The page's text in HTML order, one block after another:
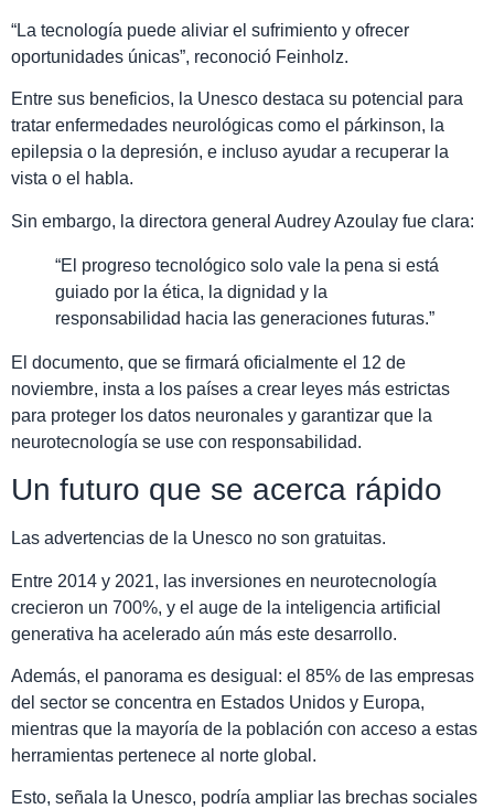
“La tecnología puede aliviar el sufrimiento y ofrecer
oportunidades únicas”, reconoció Feinholz.
Entre sus beneficios, la Unesco destaca su potencial para
tratar enfermedades neurológicas como el párkinson, la
epilepsia o la depresión, e incluso ayudar a recuperar la
vista o el habla.
Sin embargo, la directora general Audrey Azoulay fue clara:
“El progreso tecnológico solo vale la pena si está
guiado por la ética, la dignidad y la
responsabilidad hacia las generaciones futuras.”
El documento, que se firmará oficialmente el 12 de
noviembre, insta a los países a crear leyes más estrictas
para proteger los datos neuronales y garantizar que la
neurotecnología se use con responsabilidad.
Un futuro que se acerca rápido
Las advertencias de la Unesco no son gratuitas.
Entre 2014 y 2021, las inversiones en neurotecnología
crecieron un 700%, y el auge de la inteligencia artificial
generativa ha acelerado aún más este desarrollo.
Además, el panorama es desigual: el 85% de las empresas
del sector se concentra en Estados Unidos y Europa,
mientras que la mayoría de la población con acceso a estas
herramientas pertenece al norte global.
Esto, señala la Unesco, podría ampliar las brechas sociales